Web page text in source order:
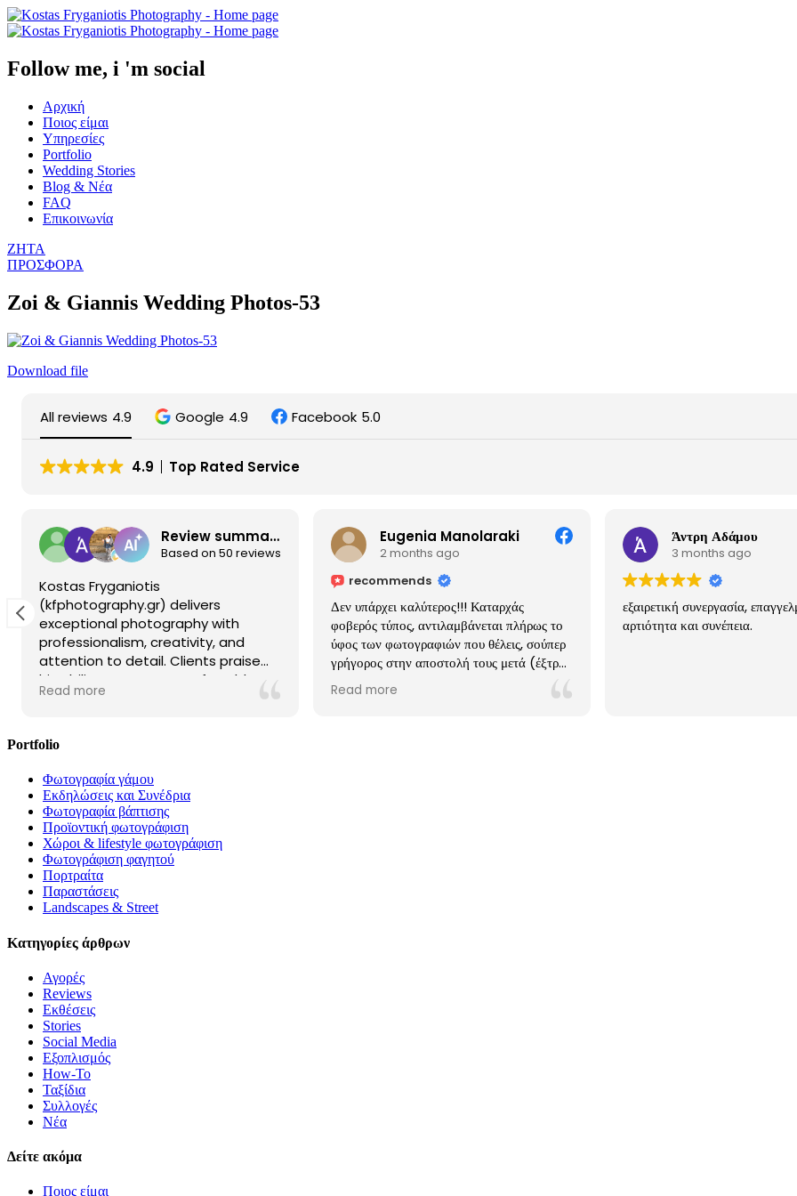
Follow me, i 'm social
Αρχική
Ποιος είμαι
Υπηρεσίες
Portfolio
Wedding Stories
Blog & Νέα
FAQ
Επικοινωνία
ΖΗΤΑ
ΠΡΟΣΦΟΡΑ
Zoi & Giannis Wedding Photos-53
Download file
All reviews 4.9 Google 4.9 Facebook 5.0
4.9 Top Rated Service
Review summary
Based on 50 reviews
Kostas Fryganiotis
(kfphotography.gr) delivers
exceptional photography with
professionalism, creativity, and
attention to detail. Clients praise
his ability to create comfortable,
personalized experiences, resulting
weddings, professional portraits,
and more. With a friendly and
reliable approach, Kostas
consistently exceeds expectations.
Highly recommended!
Read more
Eugenia Manolaraki
2 months ago
recommends
Δεν υπάρχει καλύτερος!!! Καταρχάς
φοβερός τύπος, αντιλαμβάνεται πλήρως το
ύφος των φωτογραφιών που θέλεις, σούπερ
γρήγορος στην αποστολή τους μετά (έξτρα
μπόνους το κουτάκι με το στικάκι), τιμές
απίστευτες, με σοβαρή άποψη να σε
Read more
Άντρη Αδάμου
3 months ago
εξαιρετική συνεργασία,
αρτιότητα και συνέπεια.
Portfolio
Φωτογραφία γάμου
Εκδηλώσεις και Συνέδρια
Φωτογραφία βάπτισης
Προϊοντική φωτογράφιση
Χώροι & lifestyle φωτογράφιση
Φωτογράφιση φαγητού
Πορτραίτα
Παραστάσεις
Landscapes & Street
Κατηγορίες άρθρων
Αγορές
Reviews
Εκθέσεις
Stories
Social Media
Εξοπλισμός
How-To
Ταξίδια
Συλλογές
Νέα
Δείτε ακόμα
Ποιος είμαι